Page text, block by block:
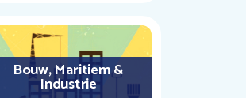
Bouw, Maritiem &
Industrie